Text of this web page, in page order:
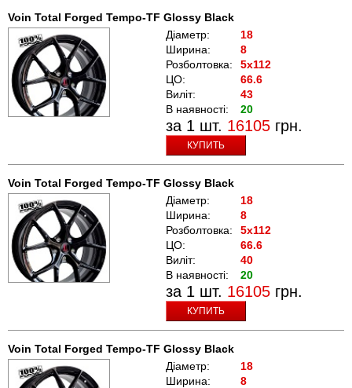
Voin Total Forged Tempo-TF Glossy Black
Діаметр:
18
Ширина:
8
Розболтовка:
5x112
ЦО:
66.6
Виліт:
43
В наявності:
20
за 1 шт. 16105 грн.
КУПИТЬ
Voin Total Forged Tempo-TF Glossy Black
Діаметр:
18
Ширина:
8
Розболтовка:
5x112
ЦО:
66.6
Виліт:
40
В наявності:
20
за 1 шт. 16105 грн.
КУПИТЬ
Voin Total Forged Tempo-TF Glossy Black
Діаметр:
18
Ширина:
8